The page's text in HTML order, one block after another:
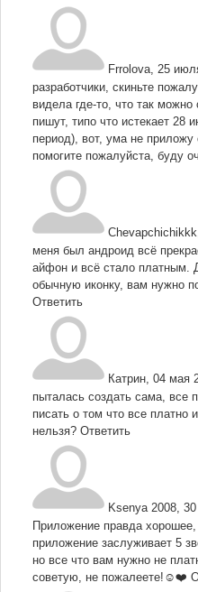
Frrolova 25
разработчики, скиньте
видела где-то, что так
пишут, типо что истекает 28
период), вот, ума не приложу
помогите пожалуйста, буду
Chevapchichikkk
меня был андроид всё
айфон и всё стало платным.
обычную иконку, вам нужно
Ответить
Катрин 04 мая
пыталась создать сама, все
писать о том что все платно
нельзя? Ответить
Ksenya 2008
Приложение правда
приложение заслуживает 5
но все что вам нужно не
советую, не пожалеете!☺️❤️